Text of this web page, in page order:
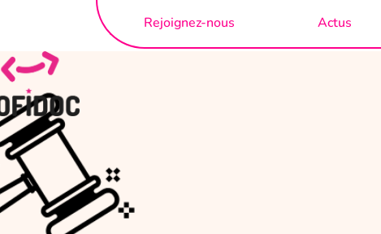
Rejoignez-nous Actus